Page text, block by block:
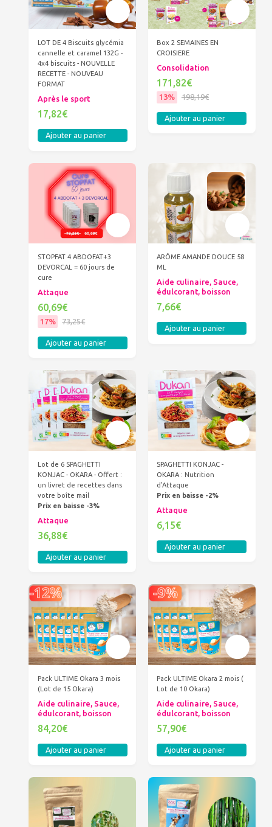
LOT DE 4 Biscuits glycémia
cannelle et caramel 132G -
4x4 biscuits - NOUVELLE
RECETTE - NOUVEAU
FORMAT
Après le sport
17,82€
Ajouter au panier
Box 2 SEMAINES EN
CROISIERE
Consolidation
171,82€
13% 198,19€
Ajouter au panier
STOPFAT 4 ABDOFAT+3
DEVORCAL = 60 jours de
cure
Attaque
60,69€
17% 73,25€
Ajouter au panier
ARÔME AMANDE DOUCE 58
ML
Aide culinaire, Sauce,
édulcorant, boisson
7,66€
Ajouter au panier
Lot de 6 SPAGHETTI
KONJAC - OKARA - Offert :
un livret de recettes dans
votre boîte mail
Prix en baisse -3%
Attaque
36,88€
Ajouter au panier
SPAGHETTI KONJAC -
OKARA : Nutrition
d'Attaque
Prix en baisse -2%
Attaque
6,15€
Ajouter au panier
Pack ULTIME Okara 3 mois
(Lot de 15 Okara)
Aide culinaire, Sauce,
édulcorant, boisson
84,20€
Ajouter au panier
Pack ULTIME Okara 2 mois (
Lot de 10 Okara)
Aide culinaire, Sauce,
édulcorant, boisson
57,90€
Ajouter au panier